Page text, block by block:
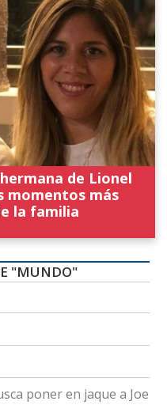
de Lionel
momentos más
la familia
"MUNDO"
poner en jaque a Joe